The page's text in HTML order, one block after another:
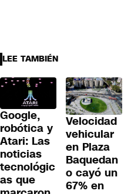
LEE TAMBIÉN
Google,
robótica y
Atari: Las
noticias
tecnológic
as que
Velocidad
vehicular
en Plaza
Baquedan
o cayó un
67% en